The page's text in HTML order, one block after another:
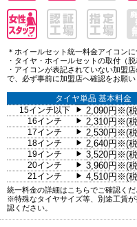
＊ホイールセット統一料金アイコンに
・タイヤ・ホイールセットの取付（
・アイコンが表記されていない加盟
で、必ず事前に加盟店へ確認をお願い
タイヤ単品 基本料金
15インチ以下
▶ 2,090円※(
16インチ ▶ 2,310円※(
17インチ ▶ 2,530円※(
18インチ ▶ 2,640円※(
19インチ ▶ 3,520円※(
20インチ ▶ 3,960円※(
21インチ ▶ 4,510円※(
統一料金の詳細はこちらでご確認く
※特殊なタイヤサイズ等、別途工賃
認ください。